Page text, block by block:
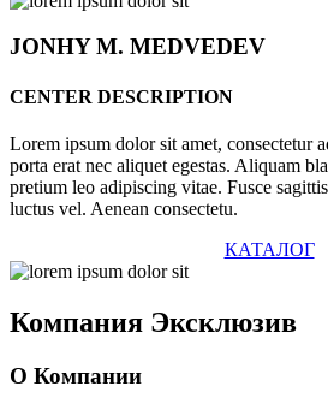
JONHYM. MEDVEDEV
CENTER DESCRIPTION
Lorem ipsum dolor sit amet, consectetur
porta erat nec aliquet egestas. Aliquam
pretium leo adipiscing vitae. Fusce
luctus vel. Aenean consectetu.
КАТАЛОГ
Компания Эксклюзив
О Компании